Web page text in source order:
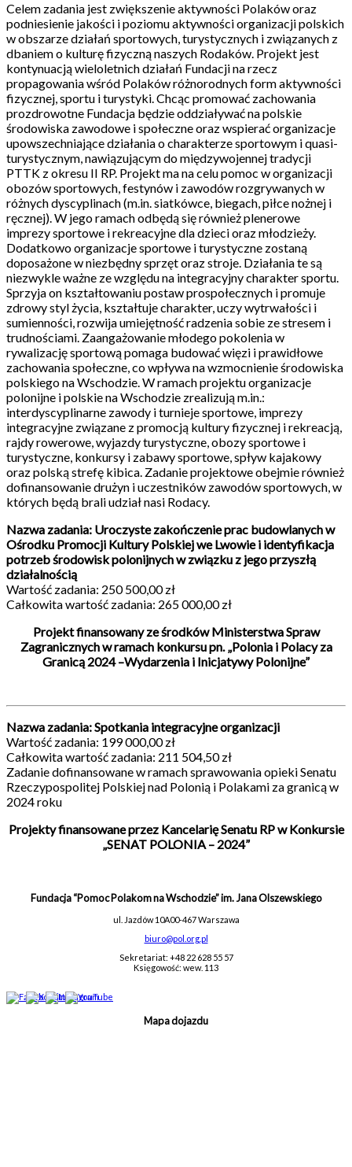
Celem zadania jest zwiększenie aktywności Polaków oraz
podniesienie jakości i poziomu aktywności organizacji polskich
w obszarze działań sportowych, turystycznych i związanych z
dbaniem o kulturę fizyczną naszych Rodaków. Projekt jest
kontynuacją wieloletnich działań Fundacji na rzecz
propagowania wśród Polaków różnorodnych form aktywności
fizycznej, sportu i turystyki. Chcąc promować zachowania
prozdrowotne Fundacja będzie oddziaływać na polskie
środowiska zawodowe i społeczne oraz wspierać organizacje
upowszechniające działania o charakterze sportowym i quasi-
turystycznym, nawiązującym do międzywojennej tradycji
PTTK z okresu II RP. Projekt ma na celu pomoc w organizacji
obozów sportowych, festynów i zawodów rozgrywanych w
różnych dyscyplinach (m.in. siatkówce, biegach, piłce nożnej i
ręcznej). W jego ramach odbędą się również plenerowe
imprezy sportowe i rekreacyjne dla dzieci oraz młodzieży.
Dodatkowo organizacje sportowe i turystyczne zostaną
doposażone w niezbędny sprzęt oraz stroje. Działania te są
niezwykle ważne ze względu na integracyjny charakter sportu.
Sprzyja on kształtowaniu postaw prospołecznych i promuje
zdrowy styl życia, kształtuje charakter, uczy wytrwałości i
sumienności, rozwija umiejętność radzenia sobie ze stresem i
trudnościami. Zaangażowanie młodego pokolenia w
rywalizację sportową pomaga budować więzi i prawidłowe
zachowania społeczne, co wpływa na wzmocnienie środowiska
polskiego na Wschodzie. W ramach projektu organizacje
polonijne i polskie na Wschodzie zrealizują m.in.:
interdyscyplinarne zawody i turnieje sportowe, imprezy
integracyjne związane z promocją kultury fizycznej i rekreacją,
rajdy rowerowe, wyjazdy turystyczne, obozy sportowe i
turystyczne, konkursy i zabawy sportowe, spływ kajakowy
oraz polską strefę kibica. Zadanie projektowe obejmie również
dofinansowanie drużyn i uczestników zawodów sportowych, w
których będą brali udział nasi Rodacy.
Nazwa zadania: Uroczyste zakończenie prac budowlanych w
Ośrodku Promocji Kultury Polskiej we Lwowie i identyfikacja
potrzeb środowisk polonijnych w związku z jego przyszłą
działalnością
Wartość zadania: 250 500,00 zł
Całkowita wartość zadania: 265 000,00 zł
Projekt finansowany ze środków Ministerstwa Spraw
Zagranicznych w ramach konkursu pn. „Polonia i Polacy za
Granicą 2024 –Wydarzenia i Inicjatywy Polonijne”
Nazwa zadania: Spotkania integracyjne organizacji
Wartość zadania: 199 000,00 zł
Całkowita wartość zadania: 211 504,50 zł
Zadanie dofinansowane w ramach sprawowania opieki Senatu
Rzeczypospolitej Polskiej nad Polonią i Polakami za granicą w
2024 roku
Projekty finansowane przez Kancelarię Senatu RP w Konkursie
„SENAT POLONIA – 2024”
Fundacja “Pomoc Polakom na Wschodzie” im. Jana Olszewskiego
ul. Jazdów 10A00-467 Warszawa
biuro@pol.org.pl
Sekretariat: +48 22 628 55 57
Księgowość: wew. 113
Mapa dojazdu